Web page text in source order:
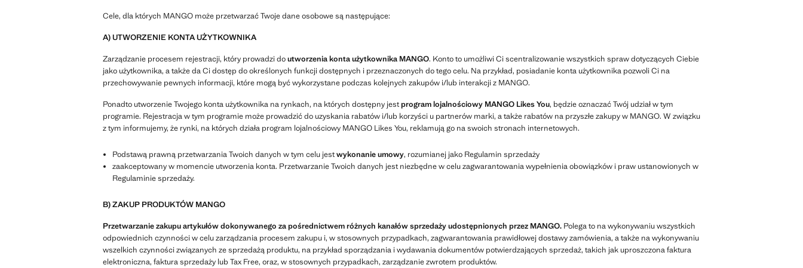
Cele, dla których MANGO może przetwarzać Twoje dane osobowe są następujące:
A) UTWORZENIE KONTA UŻYTKOWNIKA
Zarządzanie procesem rejestracji, który prowadzi doutworzenia konta użytkownika MANGO. Konto to umożliwi Ci scentralizowanie wszystkich spraw dotyczących Ciebie
jako użytkownika, a także da Ci dostęp do określonych funkcji dostępnych i przeznaczonych do tego celu. Na przykład, posiadanie konta użytkownika pozwoli Ci na
przechowywanie pewnych informacji, które mogą być wykorzystane podczas kolejnych zakupów i/lub interakcji z MANGO.
Ponadto utworzenie Twojego konta użytkownika na rynkach, na których dostępny jestprogram lojalnościowy MANGO Likes You, będzie oznaczać Twój udział w tym
programie. Rejestracja w tym programie może prowadzić do uzyskania rabatów i/lub korzyści u partnerów marki, a także rabatów na przyszłe zakupy w MANGO. W związku
z tym informujemy, że rynki, na których działa program lojalnościowy MANGO Likes You, reklamują go na swoich stronach internetowych.
Podstawą prawną przetwarzania Twoich danych w tym celu jestwykonanie umowy, rozumianej jako Regulamin sprzedaży
zaakceptowany w momencie utworzenia konta. Przetwarzanie Twoich danych jest niezbędne w celu zagwarantowania wypełnienia obowiązków i praw ustanowionych w
Regulaminie sprzedaży.
B) ZAKUP PRODUKTÓW MANGO
Przetwarzanie zakupu artykułów dokonywanego za pośrednictwem różnych kanałów sprzedaży udostępnionych przez MANGO. Polega to na wykonywaniu wszystkich
odpowiednich czynności w celu zarządzania procesem zakupu i, w stosownych przypadkach, zagwarantowania prawidłowej dostawy zamówienia, a także na wykonywaniu
wszelkich czynności związanych ze sprzedażą produktu, na przykład sporządzania i wydawania dokumentów potwierdzających sprzedaż, takich jak uproszczona faktura
elektroniczna, faktura sprzedaży lub Tax Free, oraz, w stosownych przypadkach, zarządzanie zwrotem produktów.